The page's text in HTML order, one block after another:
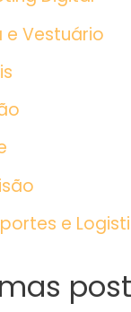
e Vestuário
e